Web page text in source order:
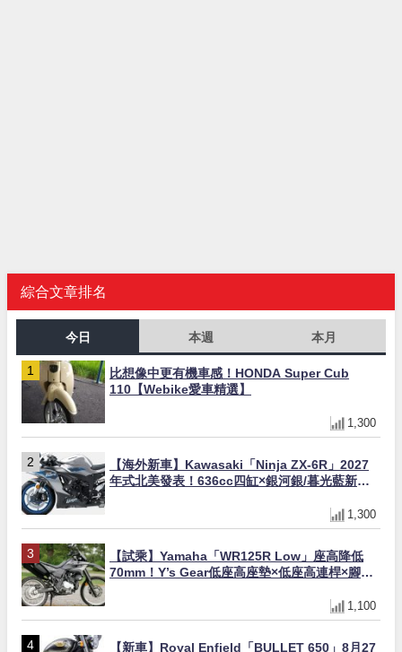
綜合文章排名
今日 本週 本月
比想像中更有機車感！HONDA Super Cub
110【Webike愛車精選】
1,300
【海外新車】Kawasaki「Ninja ZX-6R」2027
年式北美發表！636cc四缸×銀河銀/暮光藍新色
1,300
【試乘】Yamaha「WR125R Low」座高降低
70mm！Y’s Gear低座高座墊×低座高連桿×腳踏
1,100
【新車】Royal Enfield「BULLET 650」8月27